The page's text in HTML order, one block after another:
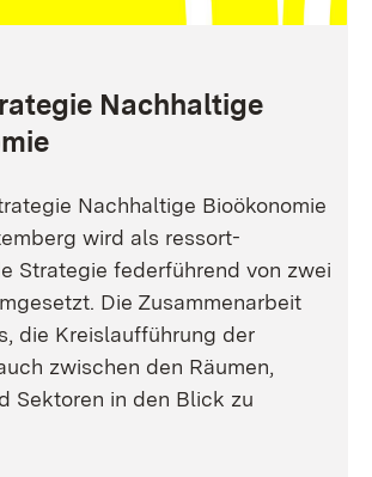
Nachhaltige
Nachhaltige Bioökonomie
wird als ressort-
Strategie federführend von zwei
Die Zusammenarbeit
die Kreislaufführung der
zwischen den Räumen,
Sektoren in den Blick zu